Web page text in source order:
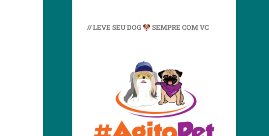
// LEVE SEU DOG SEMPRE COM VC